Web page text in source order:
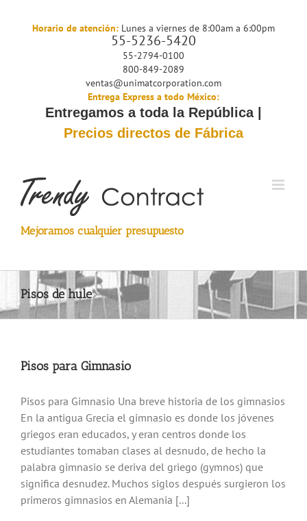
Horario de atención: Lunes a viernes de 8:00am a 6:00pm
55-5236-5420
55-2794-0100
800-849-2089
ventas@unimatcorporation.com
Entrega Express a todo México:
Entregamos a toda la República |
Precios directos de Fábrica
Mejoramos cualquier presupuesto
Pisos de hule
Pisos para Gimnasio
Pisos para Gimnasio Una breve historia de los gimnasios
En la antigua Grecia el gimnasio es donde los jóvenes
griegos eran educados, y eran centros donde los
estudiantes tomaban clases al desnudo, de hecho la
palabra gimnasio se deriva del griego (gymnos) que
significa desnudez. Muchos siglos después surgieron los
primeros gimnasios en Alemania [...]